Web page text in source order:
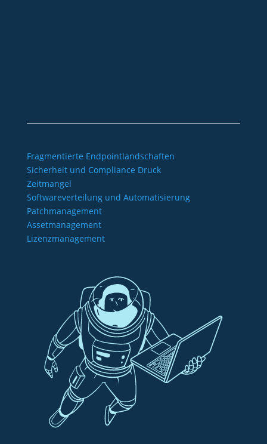
Fragmentierte Endpointlandschaften
Sicherheit und Compliance Druck
Zeitmangel
Softwareverteilung und Automatisierung
Patchmanagement
Assetmanagement
Lizenzmanagement